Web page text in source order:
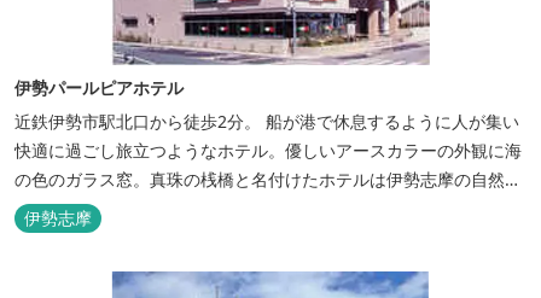
伊勢パールピアホテル
近鉄伊勢市駅北口から徒歩2分。 船が港で休息するように人が集い
快適に過ごし旅立つようなホテル。優しいアースカラーの外観に海
の色のガラス窓。真珠の桟橋と名付けたホテルは伊勢志摩の自然保
護への思いか省エネルギーへの工夫と設備を備えています。 和食・
イタリアンレストランがございます。 また、宿泊のお客様は途中出
入り自由立体駐車場を無料でお使いいただけます。
伊勢志摩